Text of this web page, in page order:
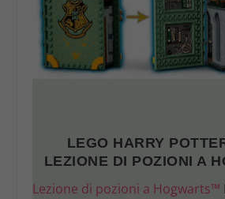
LEGO HARRY
LEZIONE DI POZIONI A
Lezione di pozioni a Hogwarts™